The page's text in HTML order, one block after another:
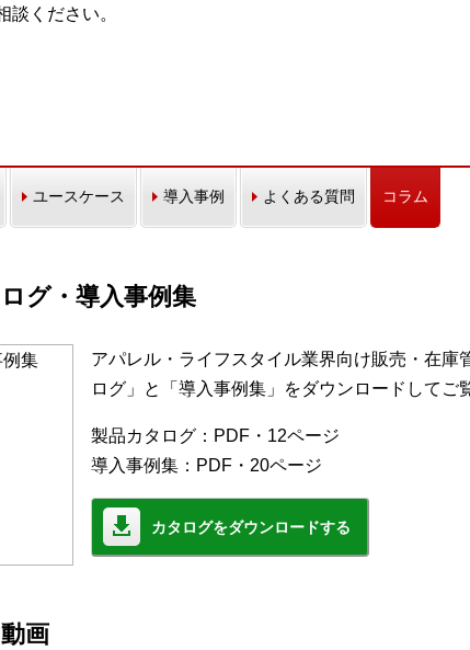
談ください。
ユースケース 導入事例 よくある質問 コラム
グ・導入事例集
アパレル・ライフスタイル業界向け販売・在庫
ログ」と「導入事例集」をダウンロードしてご
製品カタログ：PDF・12ページ
導入事例集：PDF・20ページ
カタログをダウンロードする
画